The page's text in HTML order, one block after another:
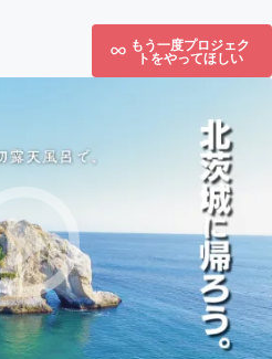
もう一度プロジェク
トをやってほしい